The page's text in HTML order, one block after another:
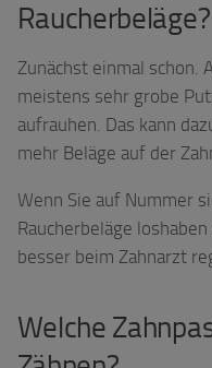
Raucherbeläge?
Zunächst einmal schon.
meistens sehr grobe
aufrauhen. Das kann
mehr Beläge auf der
Wenn Sie auf Nummer
Raucherbeläge
besser beim Zahnarzt
Welche